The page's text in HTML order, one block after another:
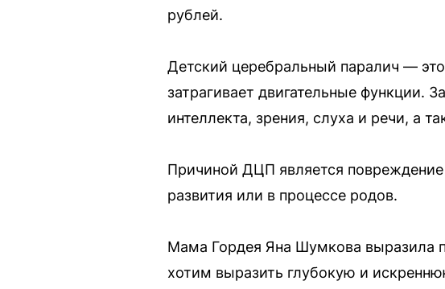
рублей.
Детский церебральный паралич —
затрагивает двигательные функции.
интеллекта, зрения, слуха и речи, а
Причиной ДЦП является
развития или в процессе родов.
Мама Гордея Яна Шумкова выразила
хотим выразить глубокую и